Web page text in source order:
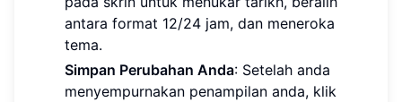
antara format 12/24 jam, dan meneroka
tema.
Simpan Perubahan Anda: Setelah anda
menyempurnakan penampilan anda, klik